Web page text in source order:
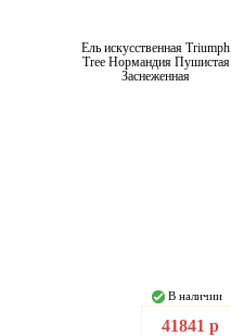
Ель искусственная Triumph
Tree Нормандия Пушистая
Заснеженная
В наличии
41841 р